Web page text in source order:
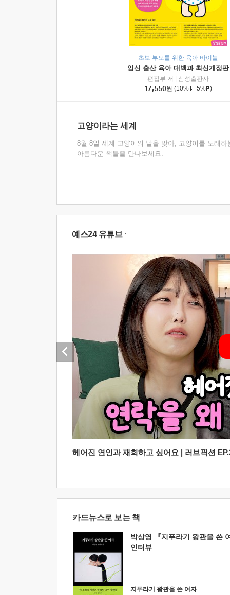
초보 부모를 위한 육아 바이블
임신 출산 육아 대백과 최신개정판
편집부 저
삼성출판사
17,550원 (10% +5% )
고양이라는 세계
8월 8일 세계 고양이의 날을 맞아, 고양이를 노래하
아름다운 책들을 만나보세요.
예스24 유튜브
헤어진 연인과 재회하고 싶어요 | 러브픽션
카드뉴스로 보는 책
박상영 『지푸라기 왕관을 쓴
인터뷰
지푸라기 왕관을 쓴 여자